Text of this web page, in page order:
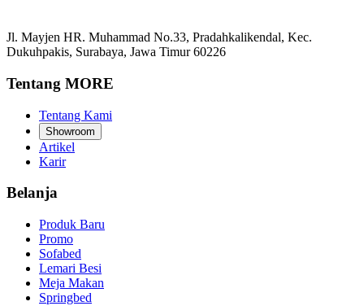
Jl. Mayjen HR. Muhammad No.33, Pradahkalikendal, Kec.
Dukuhpakis, Surabaya, Jawa Timur 60226
Tentang MORE
Tentang Kami
Showroom
Artikel
Karir
Belanja
Produk Baru
Promo
Sofabed
Lemari Besi
Meja Makan
Springbed